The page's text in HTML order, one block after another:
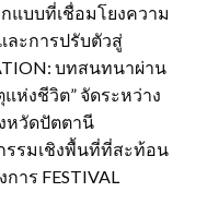
แบบที่เชื่อมโยงความ
ะการปรับตัวสู่
บทสนทนาผ่าน
ห่งชีวิต” จัดระหว่าง
หวัดปัตตานี
รรมเชิงพื้นที่ที่สะท้อน
ร FESTIVAL